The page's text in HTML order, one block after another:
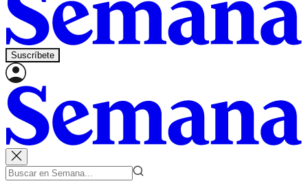
Suscríbete